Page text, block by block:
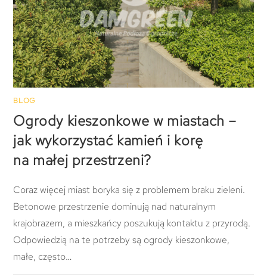
BLOG
Ogrody kieszonkowe w miastach –
jak wykorzystać kamień i korę
na małej przestrzeni?
Coraz więcej miast boryka się z problemem braku zieleni.
Betonowe przestrzenie dominują nad naturalnym
krajobrazem, a mieszkańcy poszukują kontaktu z przyrodą.
Odpowiedzią na te potrzeby są ogrody kieszonkowe,
małe, często…